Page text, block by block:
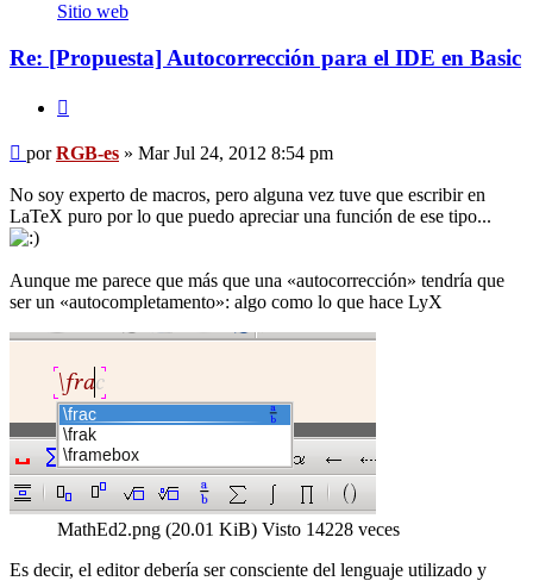
RGB-
es
Sitio web
Re: [Propuesta] Autocorrección para el IDE en Basic
Mensaje
porRGB-es » Mar Jul 24, 2012 8:54 pm
No soy experto de macros, pero alguna vez tuve que escribir en
LaTeX puro por lo que puedo apreciar una función de ese tipo...
Aunque me parece que más que una «autocorrección» tendría que
ser un «autocompletamento»: algo como lo que hace LyX
MathEd2.png (20.01 KiB) Visto 14228 veces
Es decir, el editor debería ser consciente del lenguaje utilizado y